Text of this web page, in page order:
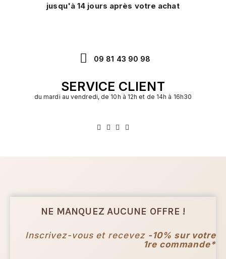
jusqu'à 14 jours après votre achat
09 81 43 90 98
SERVICE CLIENT
du mardi au vendredi, de 10h à 12h et de 14h à 16h30
NE MANQUEZ AUCUNE OFFRE !
Inscrivez-vous et recevez -10% sur votre
1re commande*